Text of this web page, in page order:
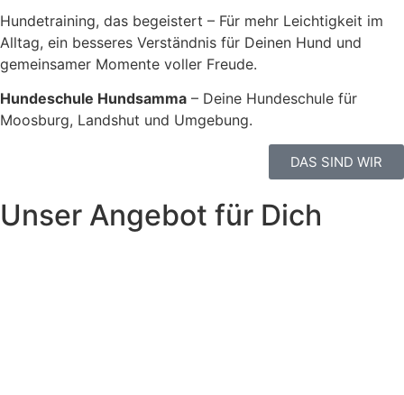
Hundetraining, das begeistert – Für mehr Leichtigkeit im
Alltag, ein besseres Verständnis für Deinen Hund und
gemeinsamer Momente voller Freude.
Hundeschule Hundsamma – Deine Hundeschule für
Moosburg, Landshut und Umgebung.
DAS SIND WIR
Unser Angebot für Dich